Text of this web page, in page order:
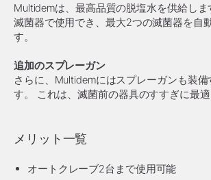
Multidemは、最高品質の脱塩水を供給し
滅菌器で使用でき、最大2つの滅菌器を自
す。
追加のスプレーガン
さらに、Multidemにはスプレーガンも装
す。 これは、滅菌前の器具のすすぎに最適
メリット一覧
オートクレーブ2台まで使用可能